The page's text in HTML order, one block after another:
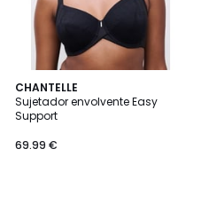
CHANTELLE
Sujetador envolvente Easy
Support
69.99 €
5
/
5